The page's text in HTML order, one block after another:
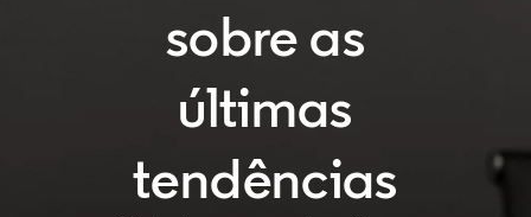
sobre as
últimas
tendências